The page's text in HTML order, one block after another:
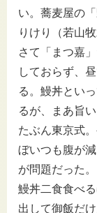
い。蕎麦屋の
りけり（若山
さて「まつ嘉
しておらず、
る。鰻丼とい
るが、まあ旨
たぶん東京式
ぼいつも腹が
が問題だった。
鰻丼二食食べ
出して御飯だ